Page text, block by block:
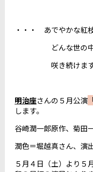
・・・ あでやかな紅
どんな世の中にな
咲き続けますや
明治座さんの５月公演
します。
谷崎潤一郎原作、菊田
潤色＝堀越真さん、演
５月４日（土）より５